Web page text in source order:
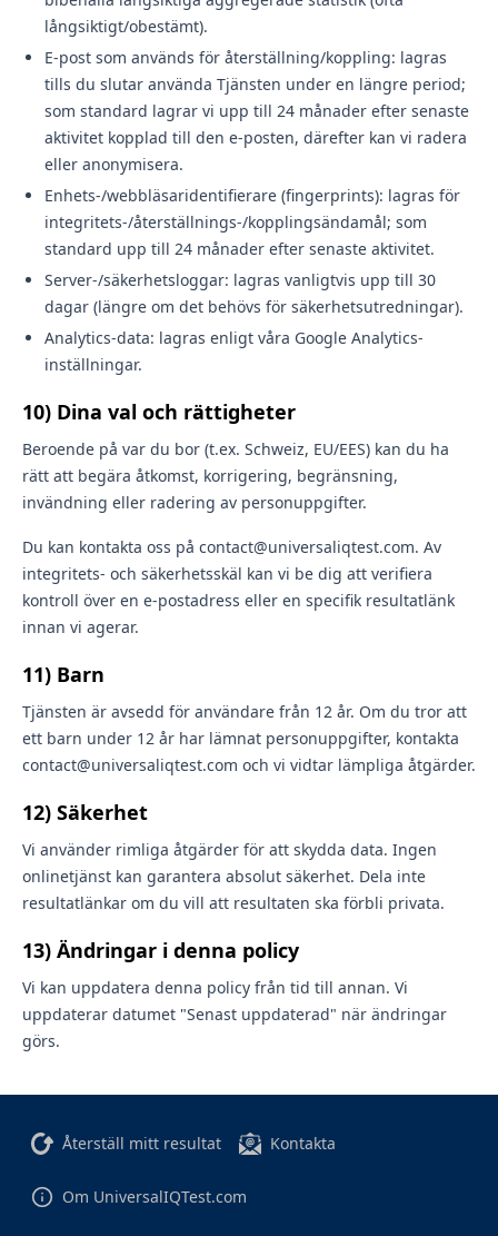
långsiktigt/obestämt).
E-post som används för återställning/koppling: lagras
tills du slutar använda Tjänsten under en längre period;
som standard lagrar vi upp till 24 månader efter senaste
aktivitet kopplad till den e-posten, därefter kan vi radera
eller anonymisera.
Enhets-/webbläsaridentifierare (fingerprints): lagras för
integritets-/återställnings-/kopplingsändamål; som
standard upp till 24 månader efter senaste aktivitet.
Server-/säkerhetsloggar: lagras vanligtvis upp till 30
dagar (längre om det behövs för säkerhetsutredningar).
Analytics-data: lagras enligt våra Google Analytics-
inställningar.
10) Dina val och rättigheter
Beroende på var du bor (t.ex. Schweiz, EU/EES) kan du ha
rätt att begära åtkomst, korrigering, begränsning,
invändning eller radering av personuppgifter.
Du kan kontakta oss på contact@universaliqtest.com. Av
integritets- och säkerhetsskäl kan vi be dig att verifiera
kontroll över en e-postadress eller en specifik resultatlänk
innan vi agerar.
11) Barn
Tjänsten är avsedd för användare från 12 år. Om du tror att
ett barn under 12 år har lämnat personuppgifter, kontakta
contact@universaliqtest.com och vi vidtar lämpliga åtgärder.
12) Säkerhet
Vi använder rimliga åtgärder för att skydda data. Ingen
onlinetjänst kan garantera absolut säkerhet. Dela inte
resultatlänkar om du vill att resultaten ska förbli privata.
13) Ändringar i denna policy
Vi kan uppdatera denna policy från tid till annan. Vi
uppdaterar datumet "Senast uppdaterad" när ändringar
görs.
Återställ mitt resultat Kontakta
Om UniversalIQTest.com